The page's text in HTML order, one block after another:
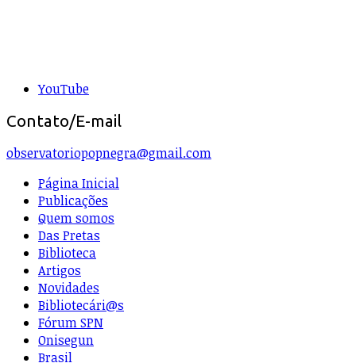
YouTube
Contato/E-mail
observatoriopopnegra@gmail.com
Página Inicial
Publicações
Quem somos
Das Pretas
Biblioteca
Artigos
Novidades
Bibliotecári@s
Fórum SPN
Onisegun
Brasil